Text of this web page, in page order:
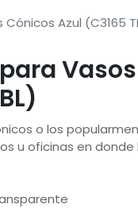
Azul (C3165
o los
u oficinas en